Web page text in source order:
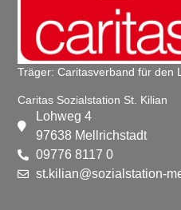
Träger: Caritasverband für den
Caritas Sozialstation St. Kilian
Lohweg 4
97638 Mellrichstadt
09776 8117 0
st.kilian@sozialstation-